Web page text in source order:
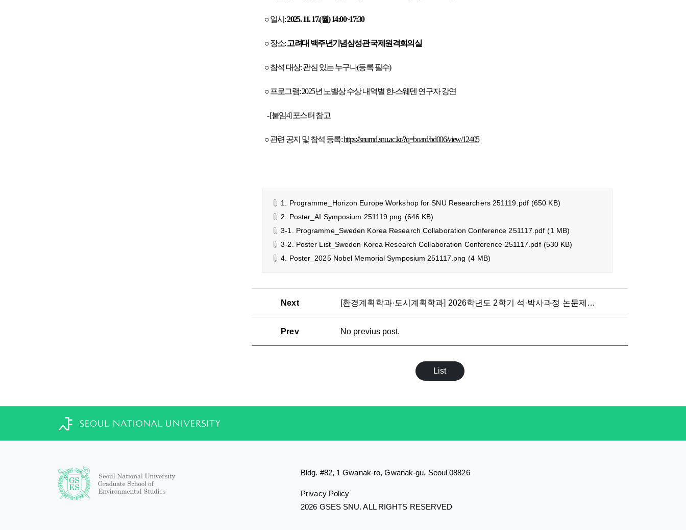
○ 일시:2025. 11. 17.(월) 14:00~17:30
○ 장소:고려대 백주년기념삼성관 국제원격회의실
○ 참석 대상: 관심 있는 누구나(등록 필수)
○ 프로그램: 2025년 노벨상 수상 내역별 한-스웨덴 연구자 강연
- [붙임4] 포스터 참고
○ 관련 공지 및 참석 등록:https://snurnd.snu.ac.kr/?q=board/bd006/view/12405
1. Programme_Horizon Europe Workshop for SNU Researchers 251119.pdf (650 KB)
2. Poster_AI Symposium 251119.png (646 KB)
3-1. Programme_Sweden Korea Research Collaboration Conference 251117.pdf (1 MB)
3-2. Poster List_Sweden Korea Research Collaboration Conference 251117.pdf (530 KB)
4. Poster_2025 Nobel Memorial Symposium 251117.png (4 MB)
Next [환경계획학과·도시계획학과] 2026학년도 2학기 석·박사과정 논문제출자격시험 응시자 수료
Prev No previus post.
List
Bldg. #82, 1 Gwanak-ro, Gwanak-gu, Seoul 08826
Privacy Policy
2026 GSES SNU. ALL RIGHTS RESERVED